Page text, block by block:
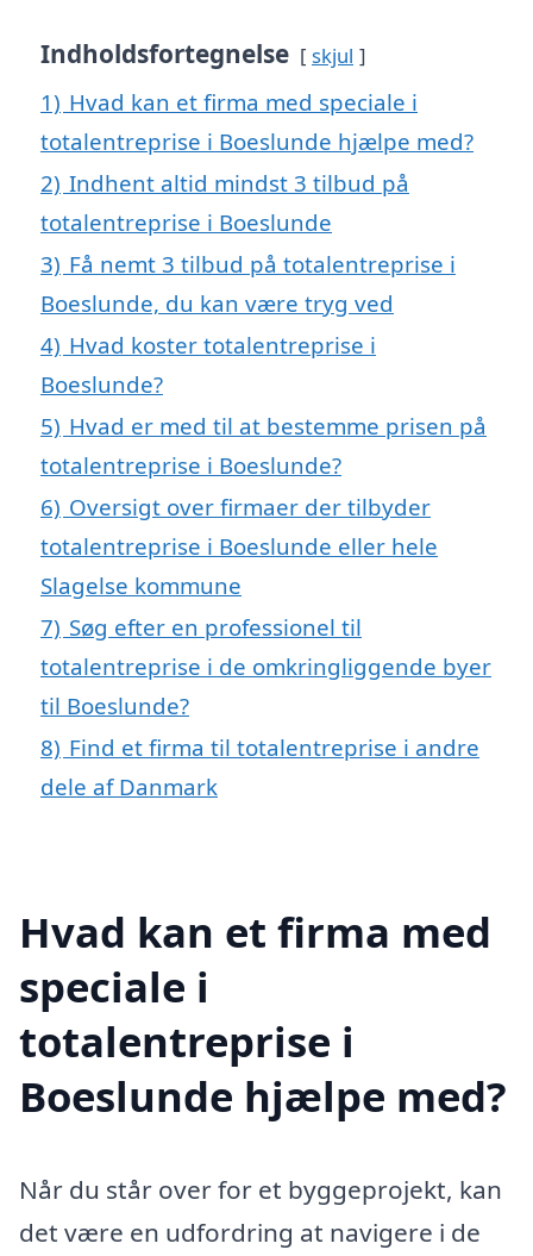
Indholdsfortegnelse skjul
1) Hvad kan et firma med speciale i
totalentreprise i Boeslunde hjælpe med?
2) Indhent altid mindst 3 tilbud på
totalentreprise i Boeslunde
3) Få nemt 3 tilbud på totalentreprise i
Boeslunde, du kan være tryg ved
4) Hvad koster totalentreprise i
Boeslunde?
5) Hvad er med til at bestemme prisen på
totalentreprise i Boeslunde?
6) Oversigt over firmaer der tilbyder
totalentreprise i Boeslunde eller hele
Slagelse kommune
7) Søg efter en professionel til
totalentreprise i de omkringliggende byer
til Boeslunde?
8) Find et firma til totalentreprise i andre
dele af Danmark
Hvad kan et firma med
speciale i
totalentreprise i
Boeslunde hjælpe med?
Når du står over for et byggeprojekt, kan
det være en udfordring at navigere i de